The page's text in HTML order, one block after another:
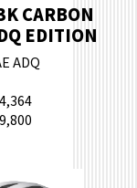
CARBON
EDITION
ADQ